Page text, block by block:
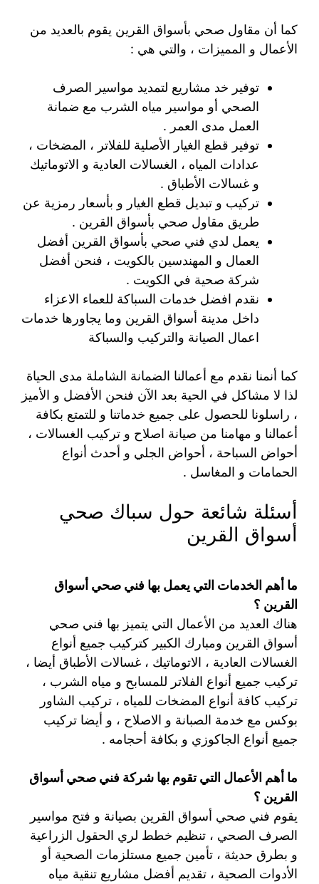
كما أن مقاول صحي بأسواق القرين يقوم بالعديد من
الأعمال و المميزات ، والتي هي :
توفير خد مشاريع لتمديد مواسير الصرف
الصحي أو مواسير مياه الشرب مع ضمانة
العمل مدى العمر .
توفير قطع الغيار الأصلية للفلاتر ، المضخات ،
عدادات المياه ، الغسالات العادية و الاتوماتيك
و غسالات الأطباق .
تركيب و تبديل قطع الغيار و بأسعار رمزية عن
طريق مقاول صحي بأسواق القرين .
يعمل لدي فني صحي بأسواق القرين أفضل
العمال و المهندسين بالكويت ، فنحن أفضل
شركة صحية في الكويت .
نقدم افضل خدمات السباكة للعماء الاعزاء
داخل مدينة أسواق القرين وما يجاورها خدمات
اعمال الصيانة والتركيب والسباكة
كما أنمنا نقدم مع أعمالنا الضمانة الشاملة مدى الحياة
لذا لا مشاكل في الحية بعد الآن فنحن الأفضل و الأميز
، راسلونا للحصول على جميع خدماتنا و للتمتع بكافة
أعمالنا و مهامنا من صيانة اصلاح و تركيب الغسالات ،
أحواض السباحة ، أحواض الجلي و أحدث أنواع
الحمامات و المغاسل .
أسئلة شائعة حول سباك صحي
أسواق القرين
ما أهم الخدمات التي يعمل بها فني صحي أسواق
القرين ؟
هناك العديد من الأعمال التي يتميز بها فني صحي
أسواق القرين ومبارك الكبير كتركيب جميع أنواع
الغسالات العادية ، الاتوماتيك ، غسالات الأطباق أيضا ،
تركيب جميع أنواع الفلاتر للمسابح و مياه الشرب ،
تركيب كافة أنواع المضخات للمياه ، تركيب الشاور
بوكس مع خدمة الصبانة و الاصلاح ، و أيضا تركيب
جميع أنواع الجاكوزي و بكافة أحجامه .
ما أهم الأعمال التي تقوم بها شركة فني صحي أسواق
القرين ؟
يقوم فني صحي أسواق القرين بصيانة و فتح مواسير
الصرف الصحي ، تنظيم خطط لري الحقول الزراعية
و بطرق حديثة ، تأمين جميع مستلزمات الصحية أو
الأدوات الصحية ، تقديم أفضل مشاريع تنقية مياه